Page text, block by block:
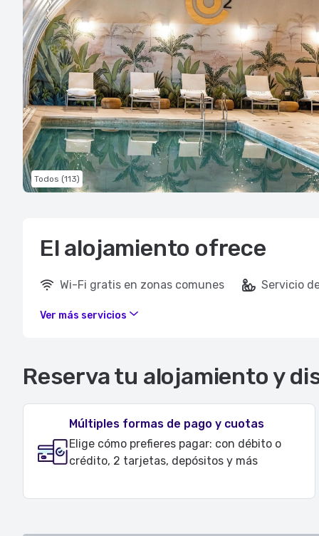
Todos (113)
El alojamiento ofrece
Wi-Fi gratis en zonas comunes Servicio
Ver más servicios
Reserva tu alojamiento y
Múltiples formas de pago y cuotas
Elige cómo prefieres pagar: con débito o
crédito, 2 tarjetas, depósitos y más